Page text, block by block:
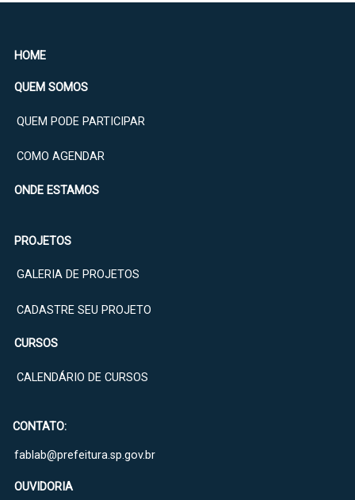
HOME
QUEM SOMOS
QUEM PODE PARTICIPAR
COMO AGENDAR
ONDE ESTAMOS
PROJETOS
GALERIA DE PROJETOS
CADASTRE SEU PROJETO
CURSOS
CALENDÁRIO DE CURSOS
CONTATO:
fablab@prefeitura.sp.gov.br
OUVIDORIA